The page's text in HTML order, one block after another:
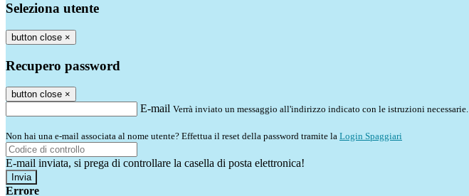
Seleziona utente
button close ×
Recupero password
button close ×
E-mail Verrà inviato un messaggio all'indirizzo indicato con le istruzioni necessarie.
Non hai una e-mail associata al nome utente? Effettua il reset della password tramite la Login Spaggiari
E-mail inviata, si prega di controllare la casella di posta elettronica!
Errore